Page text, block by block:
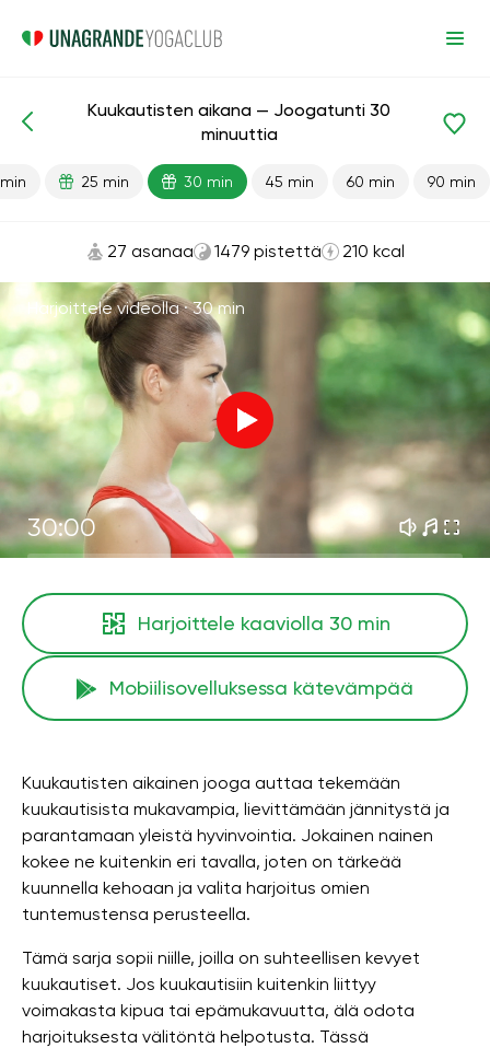
Kuukautiset
Kuukautisten aikana — Joogatunti 30
minuuttia
25 min 30 min 45 min 60 min 90 min
27 asanaa 1479 pistettä 210 kcal
Harjoittele videolla ·30 min
30:00
Harjoittele kaaviolla 30 min
Mobiilisovelluksessa kätevämpää
Kuukautisten aikainen jooga auttaa tekemään
kuukautisista mukavampia, lievittämään jännitystä ja
parantamaan yleistä hyvinvointia. Jokainen nainen
kokee ne kuitenkin eri tavalla, joten on tärkeää
kuunnella kehoaan ja valita harjoitus omien
tuntemustensa perusteella.
Tämä sarja sopii niille, joilla on suhteellisen kevyet
kuukautiset. Jos kuukautisiin kuitenkin liittyy
voimakasta kipua tai epämukavuutta, älä odota
harjoituksesta välitöntä helpotusta. Tässä